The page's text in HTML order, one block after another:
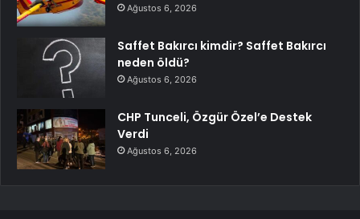
Ağustos 6, 2026
Saffet Bakırcı kimdir? Saffet Bakırcı
neden öldü?
Ağustos 6, 2026
CHP Tunceli, Özgür Özel’e Destek
Verdi
Ağustos 6, 2026